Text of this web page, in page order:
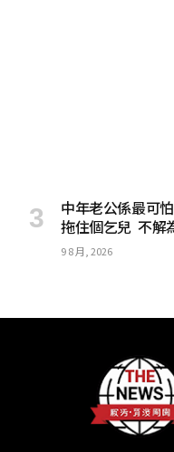
中年老公係最可
拖住個乞兒 不解
9 8 月, 2026